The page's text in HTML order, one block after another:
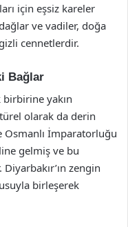
için eşsiz kareler
ve vadiler, doğa
cennetlerdir.
Bağlar
yakın
olarak da derin
Osmanlı İmparatorluğu
gelmiş ve bu
zengin
birleşerek